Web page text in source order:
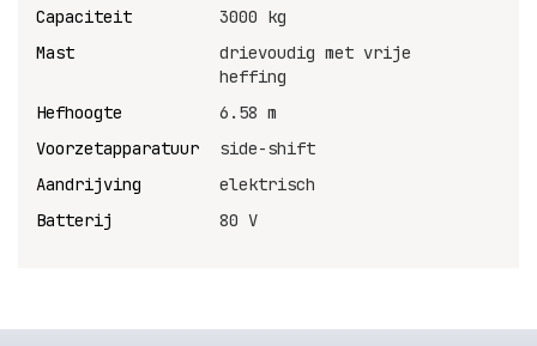
Capaciteit
3000 kg
Mast
drievoudig met vrije
heffing
Hefhoogte
6.58 m
Voorzetapparatuur
side-shift
Aandrijving
elektrisch
Batterij
80 V